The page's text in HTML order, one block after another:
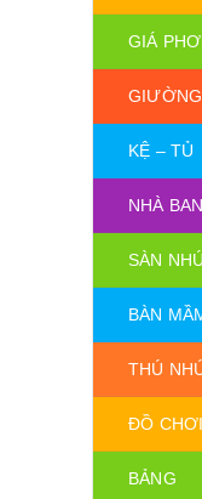
GIÁ
KỆ – TỦ
NHÀ
SÀN
BÀN
THÚ
ĐỒ
BẢNG